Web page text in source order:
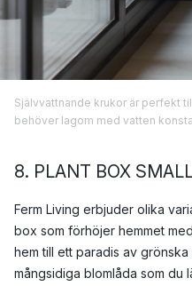
Självvattnande krukor är perfekt
behöver lagom med vatten
8. PLANT BOX
Ferm Living erbjuder olika
box som förhöjer hemmet
hem till ett paradis av
mångsidiga blomlåda som du